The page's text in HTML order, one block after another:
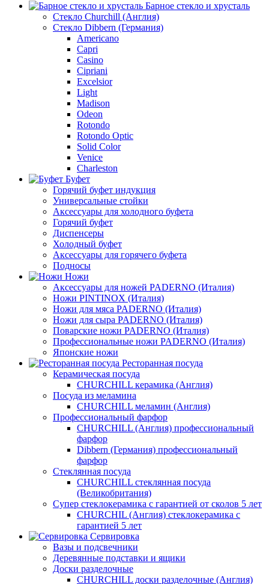
Барное стекло и хрусталь
Стекло Churchill (Англия)
Стекло Dibbern (Германия)
Americano
Capri
Casino
Cipriani
Excelsior
Light
Madison
Odeon
Rotondo
Rotondo Optic
Solid Color
Venice
Сharleston
Буфет
Горячий буфет индукция
Универсальные стойки
Аксессуары для холодного буфета
Горячий буфет
Диспенсеры
Холодный буфет
Аксессуары для горячего буфета
Подносы
Ножи
Аксессуары для ножей PADERNO (Италия)
Ножи PINTINOX (Италия)
Ножи для мяса PADERNO (Италия)
Ножи для сыра PADERNO (Италия)
Поварские ножи PADERNO (Италия)
Профессиональные ножи PADERNO (Италия)
Японские ножи
Ресторанная посуда
Керамическая посуда
CHURCHILL керамика (Англия)
Посуда из меламина
CHURCHILL меламин (Англия)
Профессиональный фарфор
CHURCHILL (Англия) профессиональный
фарфор
Dibbern (Германия) профессиональный
фарфор
Стеклянная посуда
CHURCHILL стеклянная посуда
(Великобритания)
Супер стеклокерамика с гарантией от сколов 5 лет
CHURCHIL (Англия) стеклокерамика с
гарантией 5 лет
Сервировка
Вазы и подсвечники
Деревянные подставки и ящики
Доски разделочные
CHURCHILL доски разделочные (Англия)